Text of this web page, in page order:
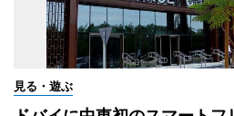
見る・遊ぶ